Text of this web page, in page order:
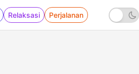
Relaksasi Perjalanan